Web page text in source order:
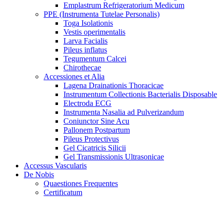
Emplastrum Refrigeratorium Medicum
PPE (Instrumenta Tutelae Personalis)
Toga Isolationis
Vestis operimentalis
Larva Facialis
Pileus inflatus
Tegumentum Calcei
Chirothecae
Accessiones et Alia
Lagena Drainationis Thoracicae
Instrumentum Collectionis Bacterialis Disposable
Electroda ECG
Instrumenta Nasalia ad Pulverizandum
Coniunctor Sine Acu
Pallonem Postpartum
Pileus Protectivus
Gel Cicatricis Silicii
Gel Transmissionis Ultrasonicae
Accessus Vascularis
De Nobis
Quaestiones Frequentes
Certificatum